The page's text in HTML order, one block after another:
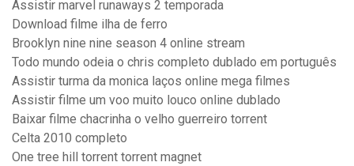
Assistir marvel runaways 2 temporada
Download filme ilha de ferro
Brooklyn nine nine season 4 online stream
Todo mundo odeia o chris completo dublado em português
Assistir turma da monica laços online mega filmes
Assistir filme um voo muito louco online dublado
Baixar filme chacrinha o velho guerreiro torrent
Celta 2010 completo
One tree hill torrent torrent magnet